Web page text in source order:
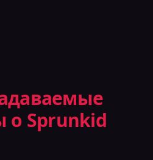
о Sprunkid